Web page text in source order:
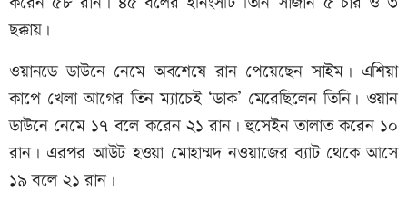
ছক্কায়।
ওয়ানডে ডাউনে নেমে অবশেষে রান পেয়েছেন সাইম। এশিয়া
কাপে খেলা আগের তিন ম্যাচেই ‘ডাক’ মেরেছিলেন তিনি। ওয়ান
ডাউনে নেমে ১৭ বলে করেন ২১ রান। হুসেইন তালাত করেন ১০
রান। এরপর আউট হওয়া মোহাম্মদ নওয়াজের ব্যাট থেকে আসে
১৯ বলে ২১ রান।